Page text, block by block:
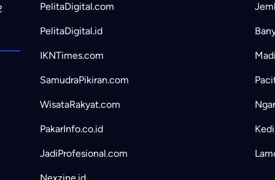
PelitaDigital.com
PelitaDigital.id
IKNTimes.com
SamudraPikiran.com
WisataRakyat.com
PakarInfo.co.id
JadiProfesional.com